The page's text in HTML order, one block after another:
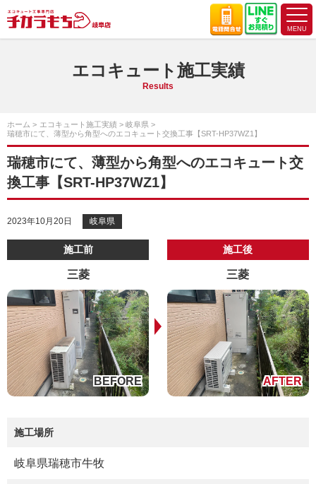
エコキュート施工実績
Results
ホーム エコキュート施工実績
岐阜県
瑞穂市にて、薄型から角型へのエコキュート交換工事【SRT-HP37WZ1】
瑞穂市にて、薄型から角型へのエコキュート交
換工事【SRT-HP37WZ1】
2023年10月20日 岐阜県
施工前
三菱
施工後
三菱
施工場所
岐阜県瑞穂市牛牧